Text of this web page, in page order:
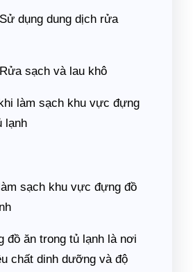
dụng dung dịch rửa
sạch và lau khô
làm sạch khu vực đựng
lạnh
sạch khu vực đựng đồ
đồ ăn trong tủ lạnh là nơi
chất dinh dưỡng và độ